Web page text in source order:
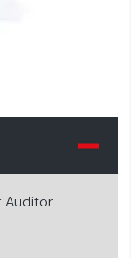
Auditor